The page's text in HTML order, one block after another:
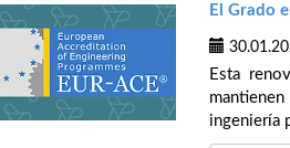
El Grado
Esta
ingeniería